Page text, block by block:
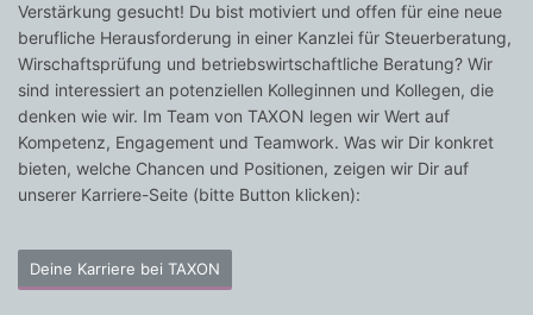
Verstärkung gesucht! Du bist motiviert und offen für eine neue
berufliche Herausforderung in einer Kanzlei für Steuerberatung,
Wirschaftsprüfung und betriebswirtschaftliche Beratung? Wir
sind interessiert an potenziellen Kolleginnen und Kollegen, die
denken wie wir. Im Team von TAXON legen wir Wert auf
Kompetenz, Engagement und Teamwork. Was wir Dir konkret
bieten, welche Chancen und Positionen, zeigen wir Dir auf
unserer Karriere-Seite (bitte Button klicken):
Deine Karriere bei TAXON